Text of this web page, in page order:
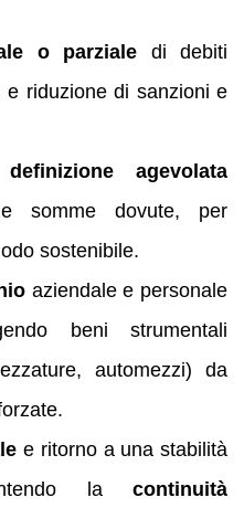
o parziale di debiti
riduzione di sanzioni e
agevolata
somme dovute, per
sostenibile.
aziendale e personale
beni strumentali
automezzi) da
e ritorno a una stabilità
la continuità